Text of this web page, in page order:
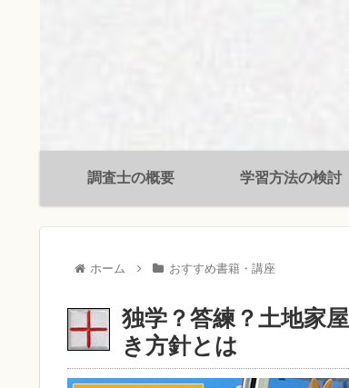
調査士の概要 学習方法の検討
ホーム おすすめ書籍・講座
独学？答練？土地家
き方針とは